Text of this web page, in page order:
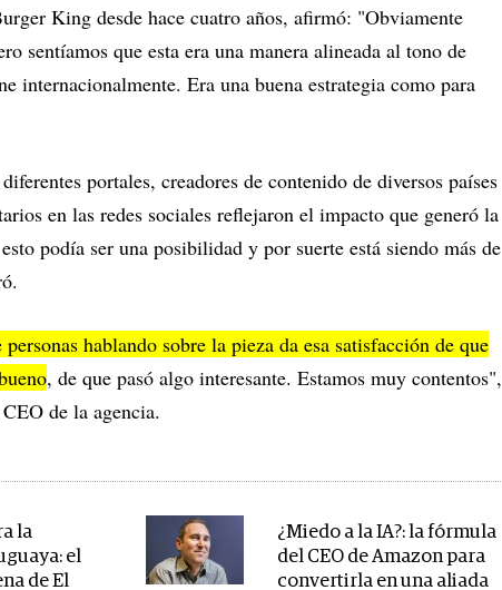
King desde hace cuatro años, afirmó: "Obviamente
sentíamos que esta era una manera alineada al tono de
internacionalmente. Era una buena estrategia como para
portales, creadores de contenido de diversos países
en las redes sociales reflejaron el impacto que generó la
podía ser una posibilidad y por suerte está siendo más de
hablando sobre la pieza da esa satisfacción de que
, de que pasó algo interesante. Estamos muy contentos",
de la agencia.
la
el
de El
¿Miedo a la IA?: la fórmula
del CEO de Amazon para
convertirla en una aliada